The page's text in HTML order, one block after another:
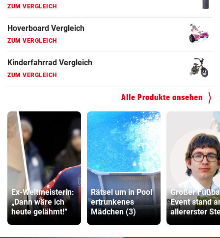
ZUM VERGLEICH
Hoverboard Vergleich
ZUM VERGLEICH
Kinderfahrrad Vergleich
ZUM VERGLEICH
Alle Produkte ansehen
Ex-Weltmeisterin:
„Dann wäre ich
heute gelähmt!“
Rätsel um in Pool
ertrunkenes
Mädchen (3)
Großer
Event stand
allererster